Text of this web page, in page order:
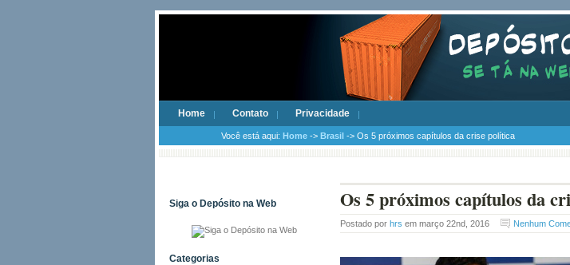
Home Contato Privacidade
Você está aqui: Home -> Brasil -> Os 5 próximos capítulos da crise política
Siga o Depósito na Web
Categorias
Os 5 próximos capítulos da
Postado por hrs em março 22nd, 2016 Nenhum